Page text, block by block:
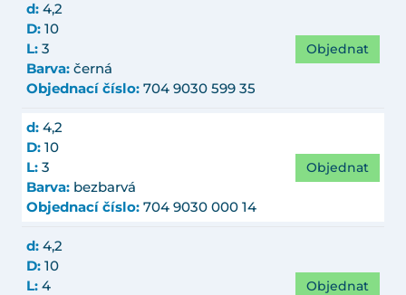
d: 4,2
D: 10
L: 3
Barva: černá
Objednací číslo: 704 9030 599 35
Objednat
d: 4,2
D: 10
L: 3
Barva: bezbarvá
Objednací číslo: 704 9030 000 14
Objednat
d: 4,2
D: 10
L: 4
Objednat